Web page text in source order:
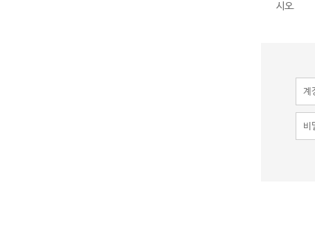
시오.